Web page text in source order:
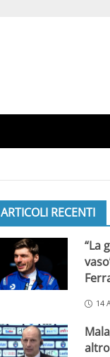
ARTICOLI RECENTI
“La
14